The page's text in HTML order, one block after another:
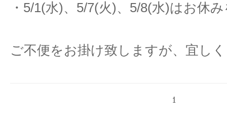
・5/1(水)、5/7(火)、5/8(水)はお休
ご不便をお掛け致しますが、宜し
1